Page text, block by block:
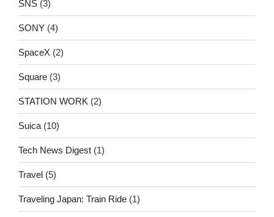
SNS (3)
SONY (4)
SpaceX (2)
Square (3)
STATION WORK (2)
Suica (10)
Tech News Digest (1)
Travel (5)
Traveling Japan: Train Ride (1)